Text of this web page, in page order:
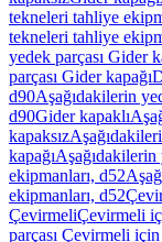
tekneleri tahliye
tekneleri tahliye
yedek parçası Gider
parçası Gider kapağı
d90Aşağıdakilerin
d90Gider kapaklı
kapaksız
kapağıAşağıdakilerin
ekipmanları, d52
ekipmanları, d52
ÇevirmeliÇevirmeli
parçası Çevirmeli